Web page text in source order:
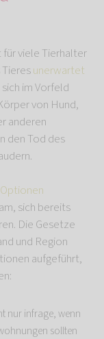
viele Tierhalter
unerwartet
im Vorfeld
von Hund,
anderen
den Tod des
Optionen
sich bereits
Die Gesetze
und Region
aufgeführt,
nur infrage, wenn
sollten